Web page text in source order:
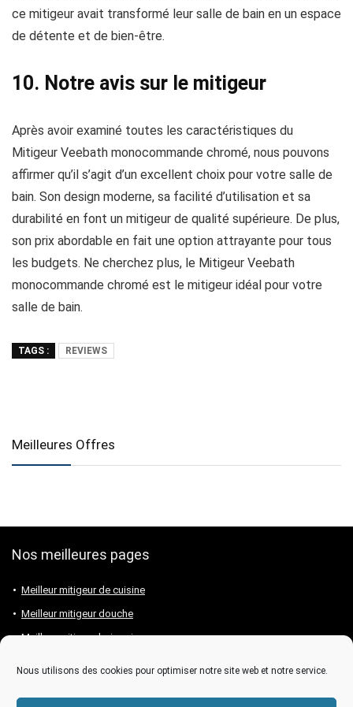
Nous utilisons des cookies pour optimiser notre site web et notre service.
ce mitigeur avait transformé leur salle de bain en un espace
de détente et de bien-être.
10. Notre avis sur le mitigeur
Après avoir examiné toutes les caractéristiques du
Mitigeur Veebath monocommande chromé, nous pouvons
affirmer qu’il s’agit d’un excellent choix pour votre salle de
bain. Son design moderne, sa facilité d’utilisation et sa
durabilité en font un mitigeur de qualité supérieure. De plus,
son prix abordable en fait une option attrayante pour tous
les budgets. Ne cherchez plus, le Mitigeur Veebath
monocommande chromé est le mitigeur idéal pour votre
salle de bain.
TAGS : REVIEWS
Meilleures Offres
Nos meilleures pages
Meilleur mitigeur de cuisine
Meilleur mitigeur douche
Meilleur mitigeur baignoire